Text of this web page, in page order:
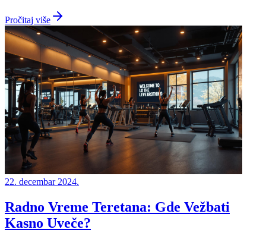
Pročitaj više
22. decembar 2024.
Radno Vreme Teretana: Gde Vežbati
Kasno Uveče?